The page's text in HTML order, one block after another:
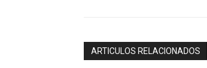
ARTICULOS RELACIONADOS